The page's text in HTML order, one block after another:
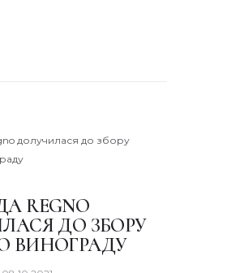
REGNO
ДО ЗБОРУ
ВИНОГРАДУ